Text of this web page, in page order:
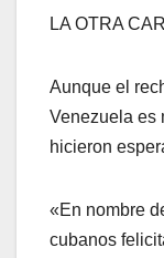
LA OTRA
Aunque el
Venezuela es
hicieron
«En nombre
cubanos